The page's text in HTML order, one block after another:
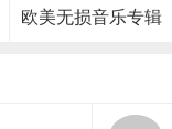
欧美无损音乐专辑